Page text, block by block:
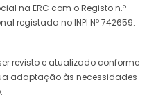
na ERC com o Registo n.º
registada no INPI Nº 742659.
revisto e atualizado conforme
adaptação às necessidades